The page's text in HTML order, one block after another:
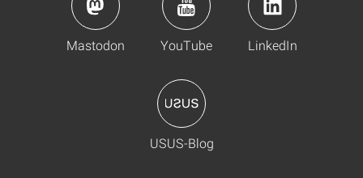
Mastodon YouTube LinkedIn
USUS-Blog